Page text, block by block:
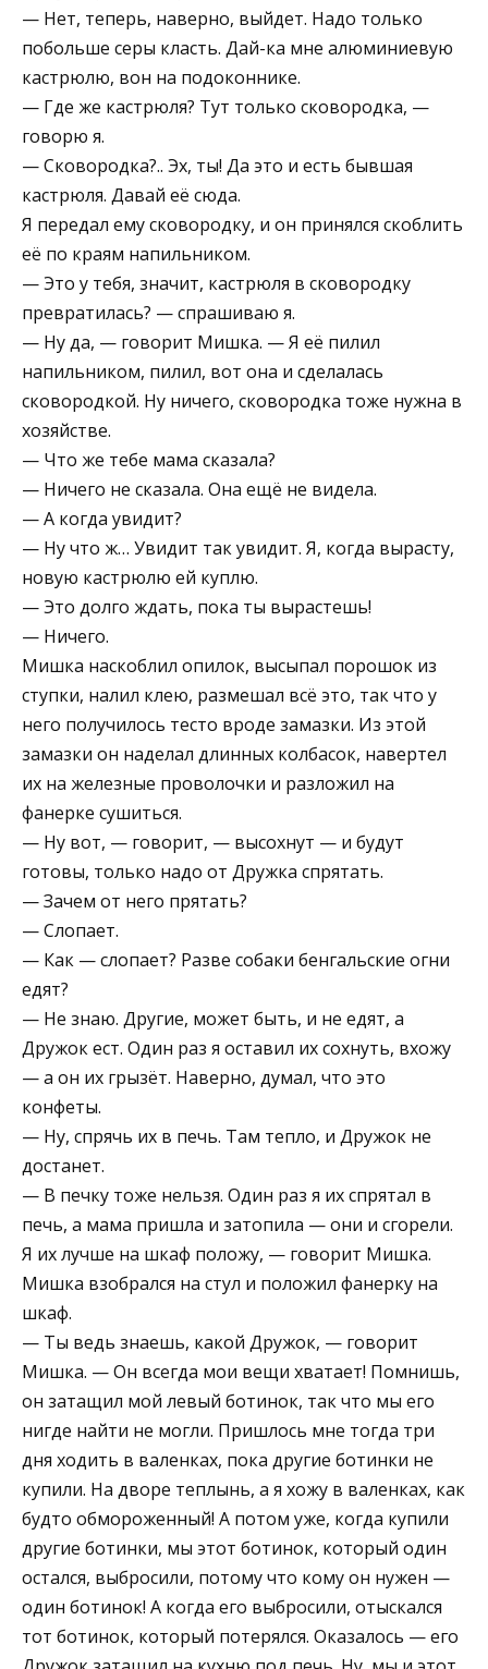
— Нет, теперь, наверно, выйдет. Надо только
побольше серы класть. Дай-ка мне алюминиевую
кастрюлю, вон на подоконнике.
— Где же кастрюля? Тут только сковородка, —
говорю я.
— Сковородка?.. Эх, ты! Да это и есть бывшая
кастрюля. Давай её сюда.
Я передал ему сковородку, и он принялся скоблить
её по краям напильником.
— Это у тебя, значит, кастрюля в сковородку
превратилась? — спрашиваю я.
— Ну да, — говорит Мишка. — Я её пилил
напильником, пилил, вот она и сделалась
сковородкой. Ну ничего, сковородка тоже нужна в
хозяйстве.
— Что же тебе мама сказала?
— Ничего не сказала. Она ещё не видела.
— А когда увидит?
— Ну что ж… Увидит так увидит. Я, когда вырасту,
новую кастрюлю ей куплю.
— Это долго ждать, пока ты вырастешь!
— Ничего.
Мишка наскоблил опилок, высыпал порошок из
ступки, налил клею, размешал всё это, так что у
него получилось тесто вроде замазки. Из этой
замазки он наделал длинных колбасок, навертел
их на железные проволочки и разложил на
фанерке сушиться.
— Ну вот, — говорит, — высохнут — и будут
готовы, только надо от Дружка спрятать.
— Зачем от него прятать?
— Слопает.
— Как — слопает? Разве собаки бенгальские огни
едят?
— Не знаю. Другие, может быть, и не едят, а
Дружок ест. Один раз я оставил их сохнуть, вхожу
— а он их грызёт. Наверно, думал, что это
конфеты.
— Ну, спрячь их в печь. Там тепло, и Дружок не
достанет.
— В печку тоже нельзя. Один раз я их спрятал в
печь, а мама пришла и затопила — они и сгорели.
Я их лучше на шкаф положу, — говорит Мишка.
Мишка взобрался на стул и положил фанерку на
шкаф.
— Ты ведь знаешь, какой Дружок, — говорит
Мишка. — Он всегда мои вещи хватает! Помнишь,
он затащил мой левый ботинок, так что мы его
нигде найти не могли. Пришлось мне тогда три
дня ходить в валенках, пока другие ботинки не
купили. На дворе теплынь, а я хожу в валенках, как
будто обмороженный! А потом уже, когда купили
другие ботинки, мы этот ботинок, который один
остался, выбросили, потому что кому он нужен —
один ботинок! А когда его выбросили, отыскался
тот ботинок, который потерялся. Оказалось — его